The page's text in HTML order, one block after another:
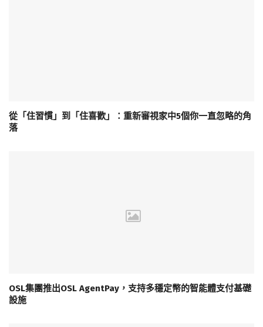
從「住習慣」到「住喜歡」：重新審視家中5個你一直忽略的角
落
OSL集團推出OSL AgentPay，支持多穩定幣的智能體支付基礎
設施